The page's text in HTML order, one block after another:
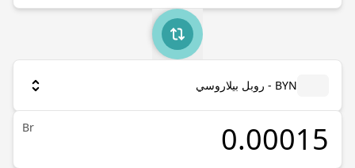
BYN - روبل بيلاروسي
Br